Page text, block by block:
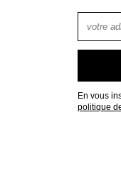
En vous
politique